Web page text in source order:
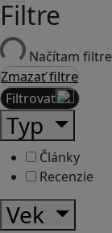
Filtre
Načítam filtre
Zmazať filtre
Filtrovať
Typ
Články
Recenzie
Vek